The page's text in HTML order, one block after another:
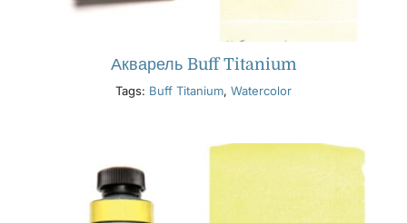
Акварель Buff Titanium
Tags: Buff Titanium, Watercolor